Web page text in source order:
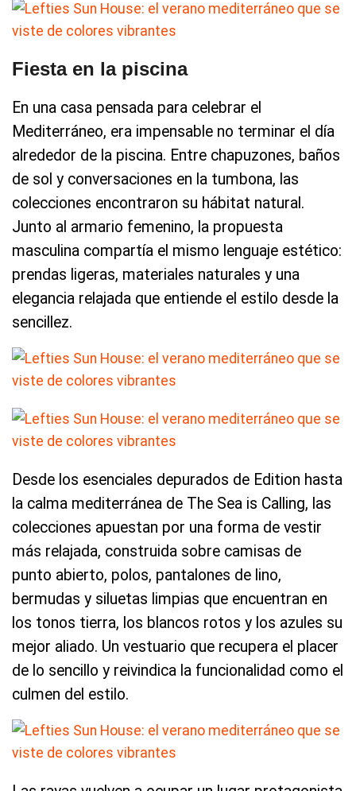
Fiesta en la piscina
En una casa pensada para celebrar el
Mediterráneo, era impensable no terminar el día
alrededor de la piscina. Entre chapuzones, baños
de sol y conversaciones en la tumbona, las
colecciones encontraron su hábitat natural.
Junto al armario femenino, la propuesta
masculina compartía el mismo lenguaje estético:
prendas ligeras, materiales naturales y una
elegancia relajada que entiende el estilo desde la
sencillez.
Desde los esenciales depurados de Edition hasta
la calma mediterránea de The Sea is Calling, las
colecciones apuestan por una forma de vestir
más relajada, construida sobre camisas de
punto abierto, polos, pantalones de lino,
bermudas y siluetas limpias que encuentran en
los tonos tierra, los blancos rotos y los azules su
mejor aliado. Un vestuario que recupera el placer
de lo sencillo y reivindica la funcionalidad como el
culmen del estilo.